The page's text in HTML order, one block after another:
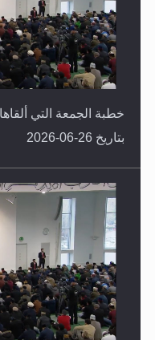
خطبة الجمعة التي
بتاريخ 26-06-2026